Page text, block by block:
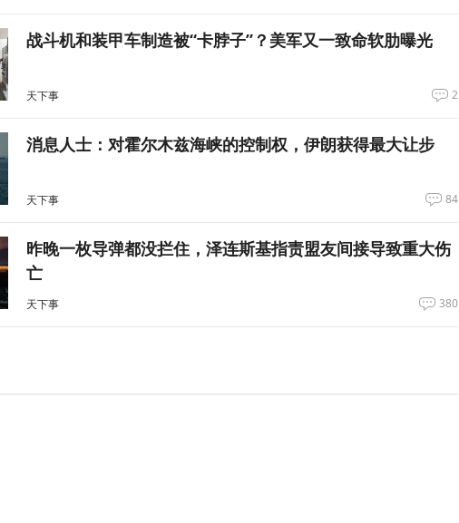
战斗机和装甲车制造被“卡脖子”？美军又一致命软肋曝光
天下事 2
消息人士：对霍尔木兹海峡的控制权，伊朗获得最大让步
天下事 84
昨晚一枚导弹都没拦住，泽连斯基指责盟友间接导致重大伤
亡
天下事 380